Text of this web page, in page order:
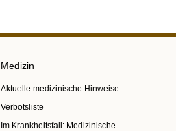
Medizin
Aktuelle medizinische Hinweise
Verbotsliste
Im Krankheitsfall: Medizinische